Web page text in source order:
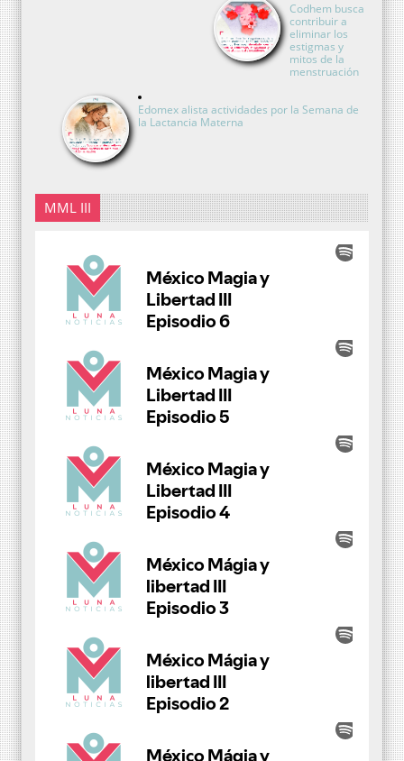
Codhem busca
contribuir a
eliminar los
estigmas y
mitos de la
menstruación
Edomex alista actividades por la Semana de
la Lactancia Materna
MML III